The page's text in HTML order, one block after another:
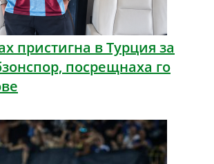
пристигна в Турция за
посрещнаха го